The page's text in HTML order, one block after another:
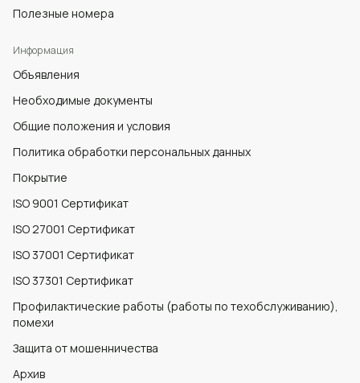
Полезные номера
Информация
Объявления
Необходимые документы
Общие положения и условия
Политика обработки персональных данных
Покрытие
ISO 9001 Сертификат
ISO 27001 Сертификат
ISO 37001 Сертификат
ISO 37301 Сертификат
Профилактические работы (работы по техобслуживанию),
помехи
Защита от мошенничества
Архив